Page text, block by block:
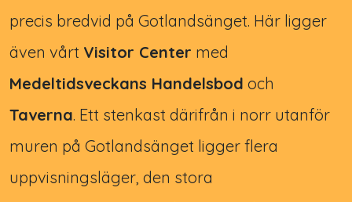
precis bredvid på Gotlandsänget. Här ligger
även vårt Visitor Center med
Medeltidsveckans Handelsbod och
Taverna. Ett stenkast därifrån i norr utanför
muren på Gotlandsänget ligger flera
uppvisningsläger, den stora